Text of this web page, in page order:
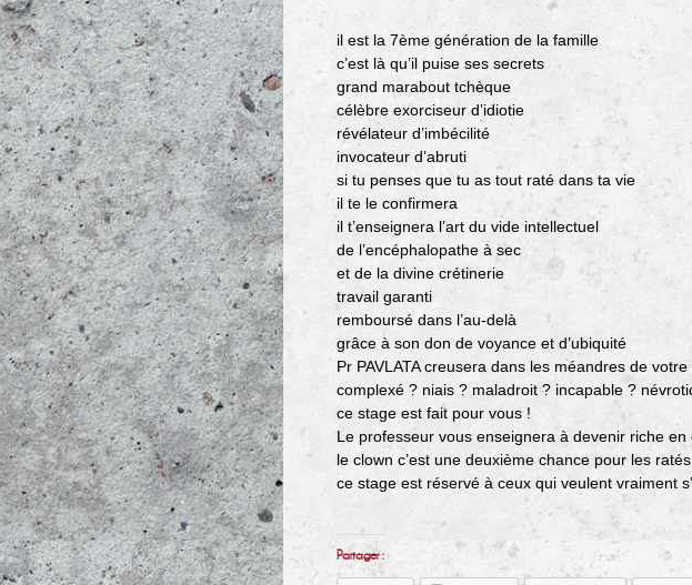
il est la 7ème génération de la famille
c’est là qu’il puise ses secrets
grand marabout tchèque
célèbre exorciseur d’idiotie
révélateur d’imbécilité
invocateur d’abruti
si tu penses que tu as tout raté dans ta vie
il te le confirmera
il t’enseignera l’art du vide intellectuel
de l’encéphalopathe à sec
et de la divine crétinerie
travail garanti
remboursé dans l’au-delà
grâce à son don de voyance et d’ubiquité
Pr PAVLATA creusera dans les méandres de
complexé ? niais ? maladroit ? incapable ?
ce stage est fait pour vous !
Le professeur vous enseignera à devenir riche
le clown c’est une deuxième chance pour les ratés
ce stage est réservé à ceux qui veulent vraiment
Partager :